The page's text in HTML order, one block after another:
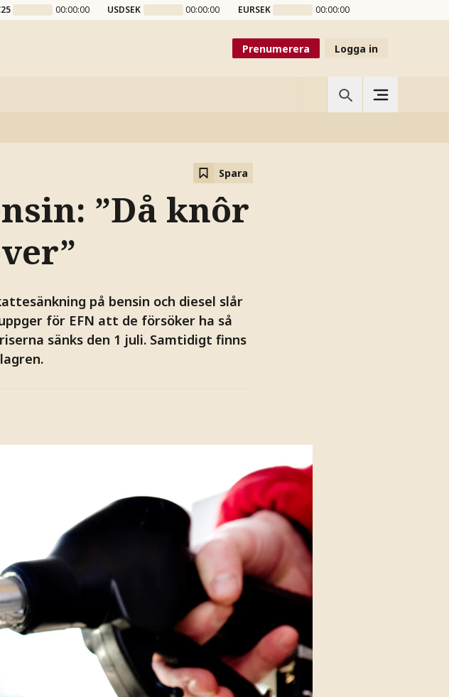
00:00:00 USDSEK 00:00:00 EURSEK 00:00:00
Prenumerera Logga in
Spara
”Då knôr
på bensin och diesel slår
för EFN att de försöker ha så
sänks den 1 juli. Samtidigt finns